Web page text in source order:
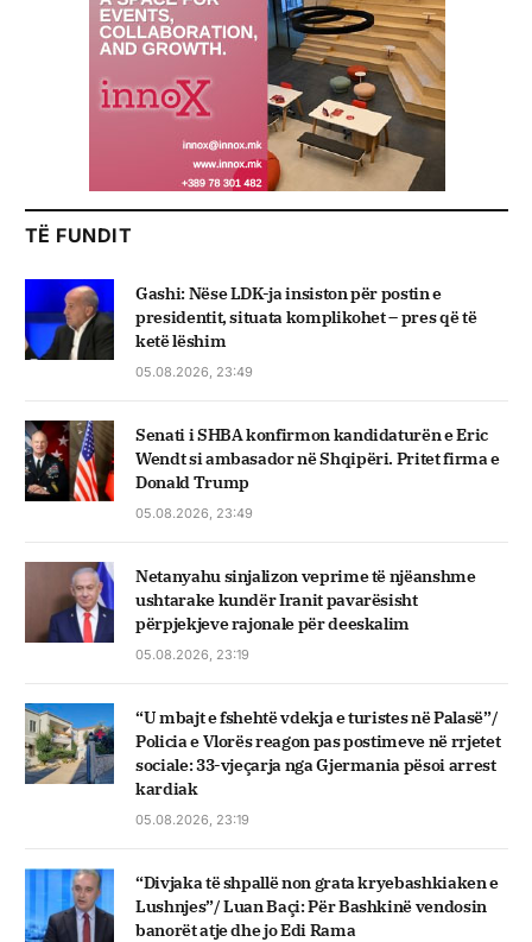
TË FUNDIT
Gashi: Nëse LDK-ja insiston për postin e
presidentit, situata komplikohet – pres që të
ketë lëshim
05.08.2026, 23:49
Senati i SHBA konfirmon kandidaturën e Eric
Wendt si ambasador në Shqipëri. Pritet firma e
Donald Trump
05.08.2026, 23:49
Netanyahu sinjalizon veprime të njëanshme
ushtarake kundër Iranit pavarësisht
përpjekjeve rajonale për deeskalim
05.08.2026, 23:19
“U mbajt e fshehtë vdekja e turistes në Palasë”/
Policia e Vlorës reagon pas postimeve në rrjetet
sociale: 33-vjeçarja nga Gjermania pësoi arrest
kardiak
05.08.2026, 23:19
“Divjaka të shpallë non grata kryebashkiaken e
Lushnjes”/ Luan Baçi: Për Bashkinë vendosin
banorët atje dhe jo Edi Rama